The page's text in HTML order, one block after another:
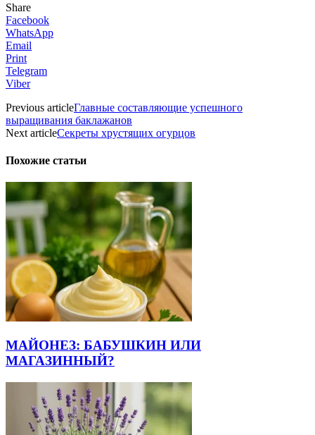
Share
Facebook
WhatsApp
Email
Print
Telegram
Viber
Previous articleГлавные составляющие успешного
выращивания баклажанов
Next articleСекреты хрустящих огурцов
Похожие статьи
МАЙОНЕЗ: БАБУШКИН ИЛИ
МАГАЗИННЫЙ?